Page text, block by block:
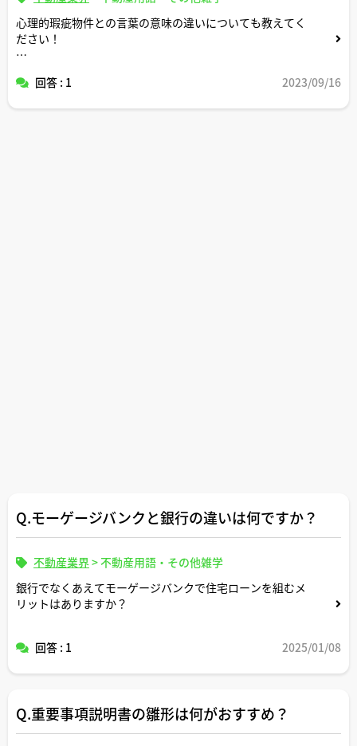
心理的瑕疵物件との言葉の意味の違いについても教えてく
ださい！
回答 : 1 2023/09/16
Q.モーゲージバンクと銀行の違いは何ですか？
不動産業界>不動産用語・その他雑学
銀行でなくあえてモーゲージバンクで住宅ローンを組むメ
リットはありますか？
回答 : 1 2025/01/08
Q.重要事項説明書の雛形は何がおすすめ？